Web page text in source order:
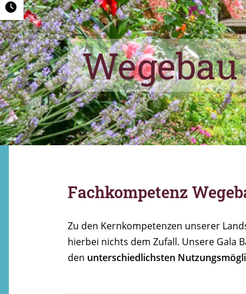
Wegebau
Fachkompetenz
Zu den Kernkompetenzen unserer
hierbei nichts dem Zufall. Unsere Gala
den unterschiedlichsten